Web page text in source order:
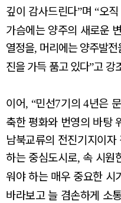
깊이 감사드린다”며 “오
가슴에는 양주의 새로운
열정을, 머리에는 양주발
진을 가득 품고 있다”고 강
이어, “민선7기의4년은
축한 평화와 번영의 바탕
남북교류의 전진기지이
하는 중심도시로, 속 시원
워야 하는 매우 중요한 시
바라보고 늘 겸손하게 소